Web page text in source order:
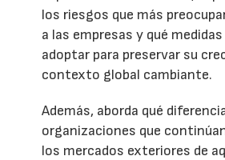
los riesgos que más
a las empresas y qué
adoptar para preservar su
contexto global cambiante.
Además, aborda qué
organizaciones que
los mercados exteriores de